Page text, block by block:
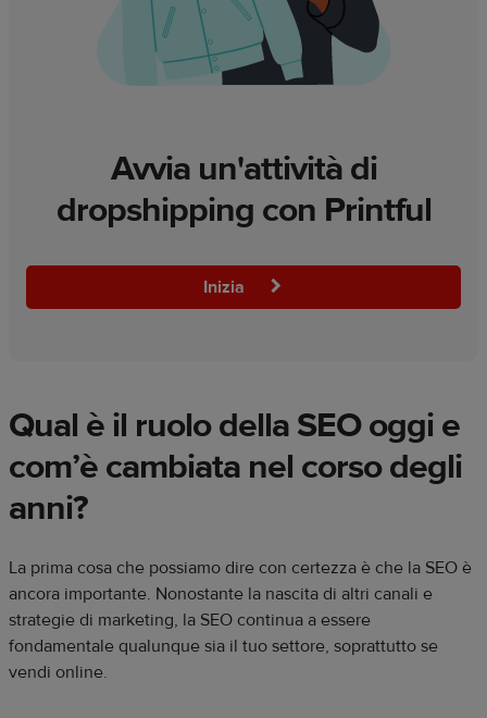
Avvia un'attività di
dropshipping con Printful
Inizia
Qual è il ruolo della SEO oggi e
com’è cambiata nel corso degli
anni?
La prima cosa che possiamo dire con certezza è che la SEO è
ancora importante. Nonostante la nascita di altri canali e
strategie di marketing, la SEO continua a essere
fondamentale qualunque sia il tuo settore, soprattutto se
vendi online.